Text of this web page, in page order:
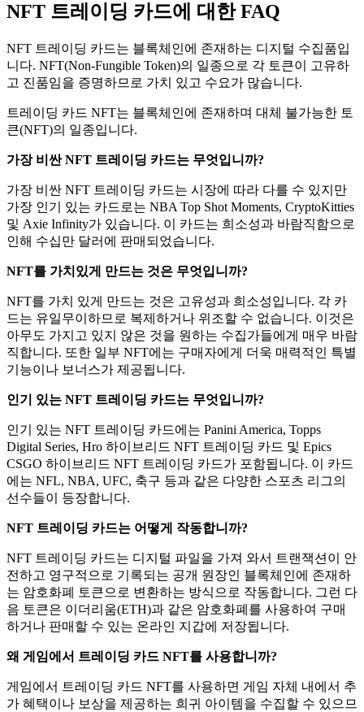
NFT 트레이딩 카드에 대한 FAQ
NFT 트레이딩 카드는 블록체인에 존재하는 디지털 수집품입
니다. NFT(Non-Fungible Token)의 일종으로 각 토큰이 고유하
고 진품임을 증명하므로 가치 있고 수요가 많습니다.
트레이딩 카드 NFT는 블록체인에 존재하며 대체 불가능한 토
큰(NFT)의 일종입니다.
가장 비싼 NFT 트레이딩 카드는 무엇입니까?
가장 비싼 NFT 트레이딩 카드는 시장에 따라 다를 수 있지만
가장 인기 있는 카드로는 NBA Top Shot Moments, CryptoKitties
및 Axie Infinity가 있습니다. 이 카드는 희소성과 바람직함으로
인해 수십만 달러에 판매되었습니다.
NFT를 가치있게 만드는 것은 무엇입니까?
NFT를 가치 있게 만드는 것은 고유성과 희소성입니다. 각 카
드는 유일무이하므로 복제하거나 위조할 수 없습니다. 이것은
아무도 가지고 있지 않은 것을 원하는 수집가들에게 매우 바람
직합니다. 또한 일부 NFT에는 구매자에게 더욱 매력적인 특별
기능이나 보너스가 제공됩니다.
인기 있는 NFT 트레이딩 카드는 무엇입니까?
인기 있는 NFT 트레이딩 카드에는 Panini America, Topps
Digital Series, Hro 하이브리드 NFT 트레이딩 카드 및 Epics
CSGO 하이브리드 NFT 트레이딩 카드가 포함됩니다. 이 카드
에는 NFL, NBA, UFC, 축구 등과 같은 다양한 스포츠 리그의
선수들이 등장합니다.
NFT 트레이딩 카드는 어떻게 작동합니까?
NFT 트레이딩 카드는 디지털 파일을 가져 와서 트랜잭션이 안
전하고 영구적으로 기록되는 공개 원장인 블록체인에 존재하
는 암호화폐 토큰으로 변환하는 방식으로 작동합니다. 그런 다
음 토큰은 이더리움(ETH)과 같은 암호화폐를 사용하여 구매
하거나 판매할 수 있는 온라인 지갑에 저장됩니다.
왜 게임에서 트레이딩 카드 NFT를 사용합니까?
게임에서 트레이딩 카드 NFT를 사용하면 게임 자체 내에서 추
가 혜택이나 보상을 제공하는 희귀 아이템을 수집할 수 있으므